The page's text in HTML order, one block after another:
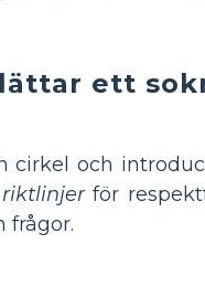
ett
cirkel och
för
frågor.